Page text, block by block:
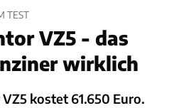
TEST
VZ5 - das
wirklich
kostet 61.650 Euro.